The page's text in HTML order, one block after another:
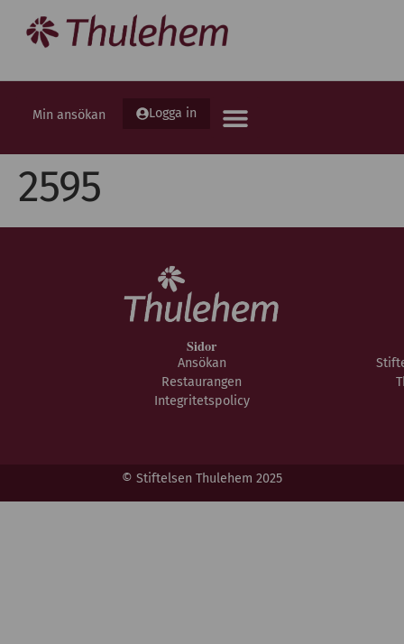
Min ansökan Logga in
2595
Sidor
Ansökan
Restaurangen
Integritetspolicy
© Stiftelsen Thulehem 2025